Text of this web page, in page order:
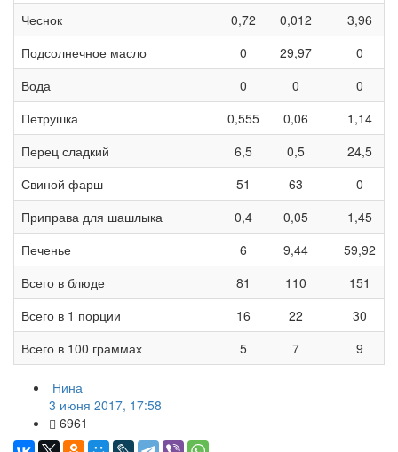
Чеснок
0,72 0,012
3,96
Подсолнечное масло
0 29,97
0
Вода
0 0
0
Петрушка
0,555 0,06
1,14
Перец сладкий
6,5 0,5
24,5
Свиной фарш
51 63
0
Приправа для шашлыка
0,4 0,05
1,45
Печенье
6 9,44
59,92
Всего в блюде
81 110
151
Всего в 1 порции
16 22
30
Всего в 100 граммах
5 7 9
Нина
3 июня 2017, 17:58
6961